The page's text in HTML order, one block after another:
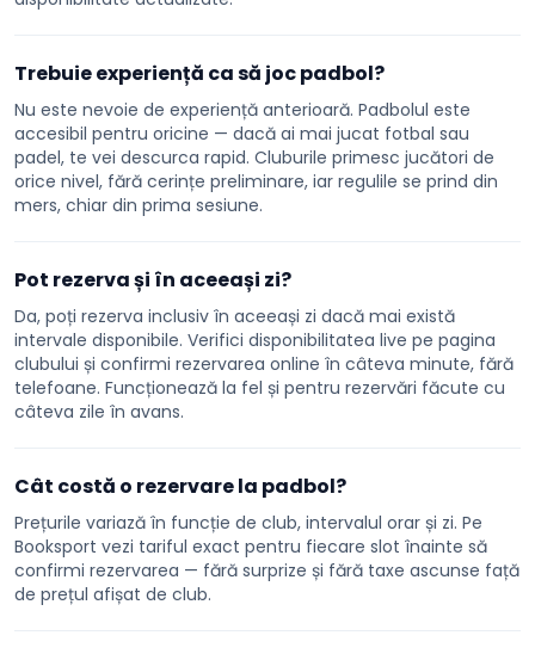
Trebuie experiență ca să joc padbol?
Nu este nevoie de experiență anterioară. Padbolul este
accesibil pentru oricine — dacă ai mai jucat fotbal sau
padel, te vei descurca rapid. Cluburile primesc jucători de
orice nivel, fără cerințe preliminare, iar regulile se prind din
mers, chiar din prima sesiune.
Pot rezerva și în aceeași zi?
Da, poți rezerva inclusiv în aceeași zi dacă mai există
intervale disponibile. Verifici disponibilitatea live pe pagina
clubului și confirmi rezervarea online în câteva minute, fără
telefoane. Funcționează la fel și pentru rezervări făcute cu
câteva zile în avans.
Cât costă o rezervare la padbol?
Prețurile variază în funcție de club, intervalul orar și zi. Pe
Booksport vezi tariful exact pentru fiecare slot înainte să
confirmi rezervarea — fără surprize și fără taxe ascunse față
de prețul afișat de club.